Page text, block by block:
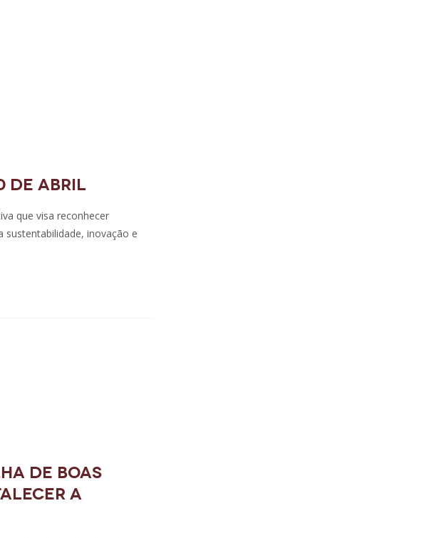
de abril
que visa reconhecer
sustentabilidade, inovação e
de boas
a